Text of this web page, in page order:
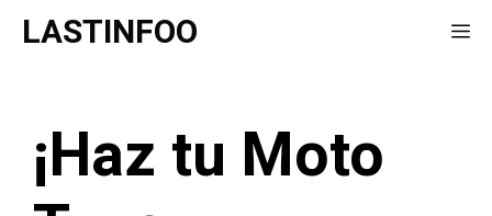
Saltar
LASTINFOO
¡Haz tu Moto